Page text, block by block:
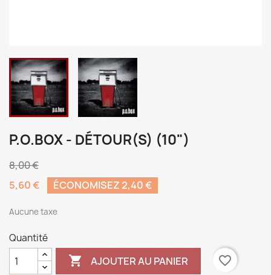
P.O.BOX - DÉTOUR(S) (10")
8,00 €
5,60 €
ÉCONOMISEZ 2,40 €
Aucune taxe
Quantité
 AJOUTER AU PANIER
favorite_border